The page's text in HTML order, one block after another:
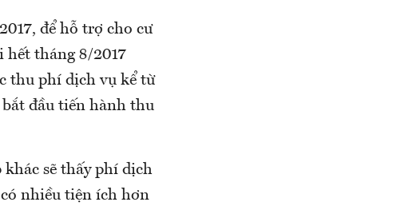
để hỗ trợ cho cư
hết tháng 8/2017
thu phí dịch vụ kể từ
đầu tiến hành thu
khác sẽ thấy phí dịch
nhiều tiện ích hơn